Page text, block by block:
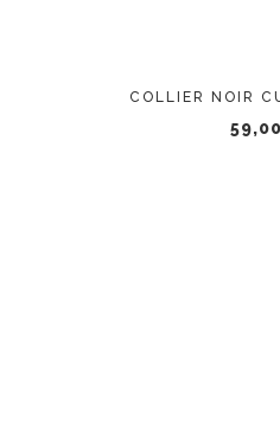
COLLIER NOIR
59,00